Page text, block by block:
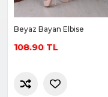
Beyaz Bayan Elbise
108.90 TL